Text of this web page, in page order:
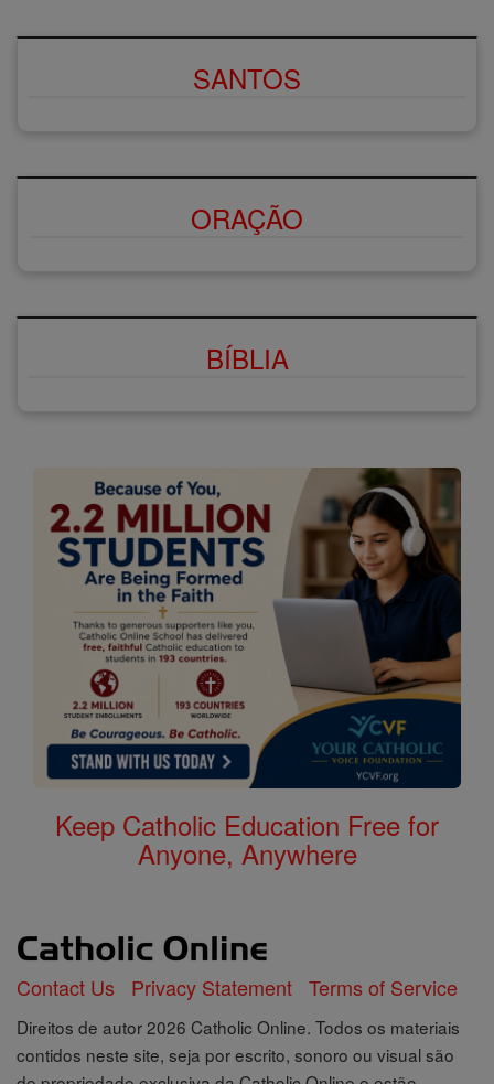
SANTOS
ORAÇÃO
BÍBLIA
Keep Catholic Education Free for
Anyone, Anywhere
Contact Us Privacy Statement Terms of Service
Direitos de autor 2026 Catholic Online. Todos os materiais
contidos neste site, seja por escrito, sonoro ou visual são